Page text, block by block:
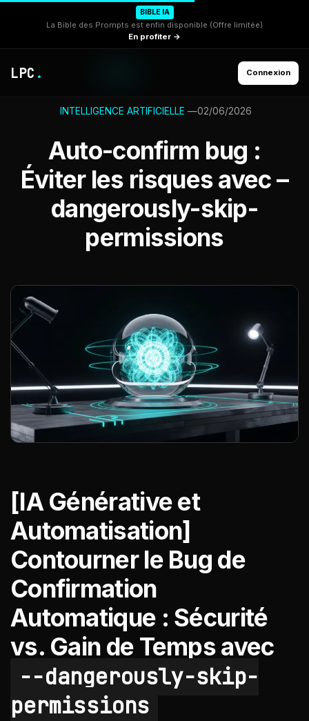
BIBLE IA
La Bible des Prompts est enfin disponible (Offre limitée)
En profiter →
LPC . Connexion
INTELLIGENCE ARTIFICIELLE —02/06/2026
Auto-confirm bug :
Éviter les risques avec –
dangerously-skip-
permissions
[IA Générative et
Automatisation]
Contourner le Bug de
Confirmation
Automatique : Sécurité
vs. Gain de Temps avec
--dangerously-skip-
permissions